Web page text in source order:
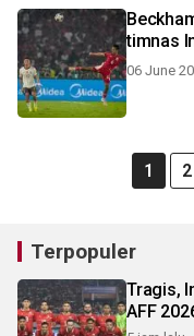
Beckham
timnas
06 June
1 2
Terpopuler
Tragis,
AFF